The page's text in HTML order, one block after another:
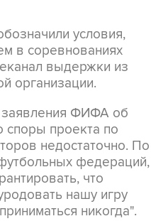
условия,
в соревнованиях
выдержки из
организации.
заявления ФИФА об
споры проекта по
недостаточно. По
федераций,
что
нашу игру
никогда".